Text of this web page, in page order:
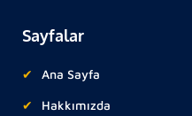
Sayfalar
Ana Sayfa
Hakkımızda